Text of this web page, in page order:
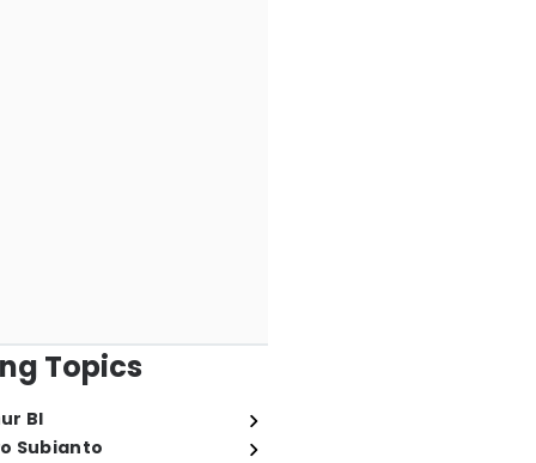
Topics
BI
Subianto